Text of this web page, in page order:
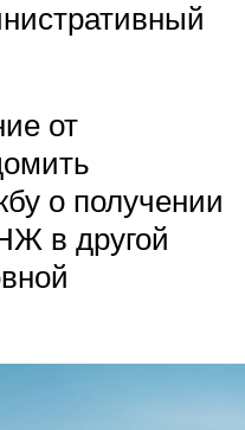
от
о получении
в другой